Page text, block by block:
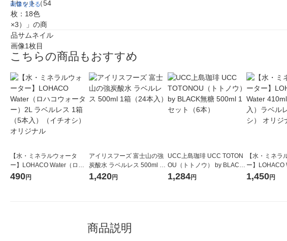
画像を見る
こちらの商品もおすすめ
【水・ミネラルウォータ
ー】LOHACO Water（ロハ
コウォーター）2L ラベルレ
490円
アイリスフーズ 富士山の強
炭酸水 ラベルレス 500ml 1
箱（24本入）
1,420円
UCC上島珈琲 UCC TOTON
OU（トトノウ） by BLACK
無糖 500ml 1セット（6本）
1,284円
【水・ミネラ
ー】LOHACO
1箱（20本入
1,450円
商品説明